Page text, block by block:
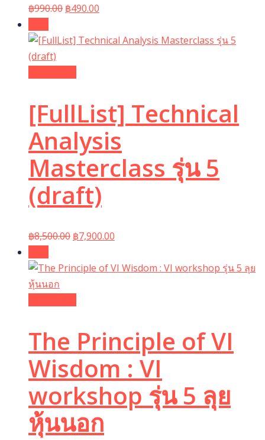
฿990.00 Original
was:
฿490.00
is:
[FullList] Technical
Analysis
Masterclass รุ่น 5
(draft)
฿8,500.00 Original
was:
฿7,900.00
is:
The Principle of VI
Wisdom : VI
workshop รุ่น 5 ลุย
หุ้นนอก